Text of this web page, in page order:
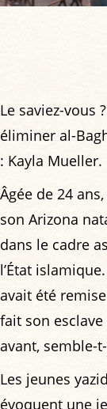
Le saviez-vous
éliminer al-
: Kayla Mueller.
Âgée de 24
son Arizona
dans le cadre
l’État
avait été
fait son
avant, semble-
Les jeunes
évoquent une